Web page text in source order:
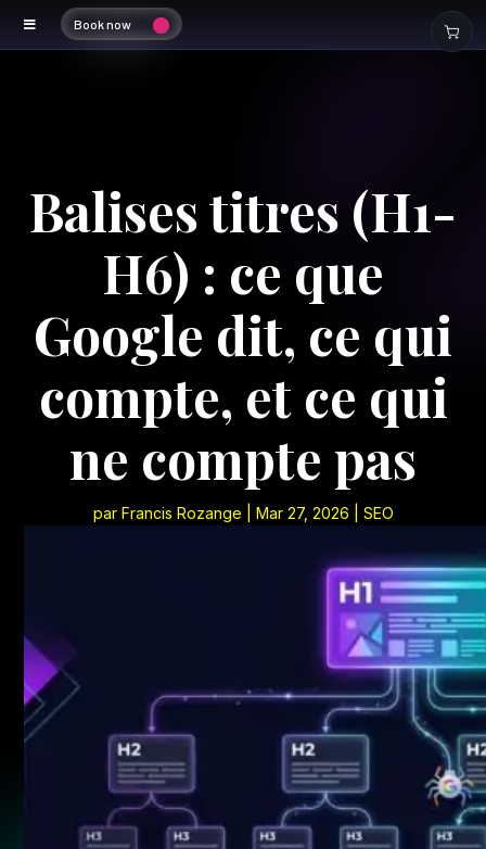
Book now
Balises titres (H1-
H6) : ce que
Google dit, ce qui
compte, et ce qui
ne compte pas
par Francis Rozange Mar 27, 2026 SEO